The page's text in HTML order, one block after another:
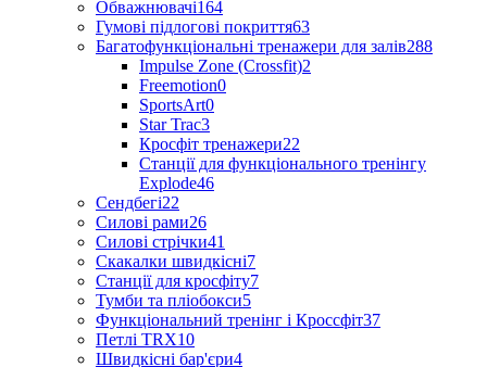
Обважнювачі164
Гумові підлогові покриття63
Багатофункціональні тренажери для залів288
Impulse Zone (Crossfit)2
Freemotion0
SportsArt0
Star Trac3
Кросфіт тренажери22
Станції для функціонального тренінгу
Explode46
Сендбегі22
Силові рами26
Силові стрічки41
Скакалки швидкісні7
Станції для кросфіту7
Тумби та пліобокси5
Функціональний тренінг і Кроссфіт37
Петлі TRX10
Швидкісні бар'єри4